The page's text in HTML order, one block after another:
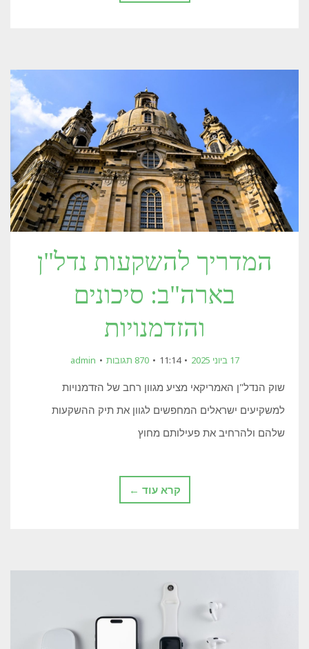
המדריך להשקעות נדל"ן
בארה"ב: סיכונים
והזדמנויות
17 ביוני 2025 11:14 870 תגובות admin
שוק הנדל"ן האמריקאי מציע מגוון רחב של הזדמנויות
למשקיעים ישראלים המחפשים לגוון את תיק ההשקעות
שלהם ולהרחיב את פעילותם מחוץ
קרא עוד ←